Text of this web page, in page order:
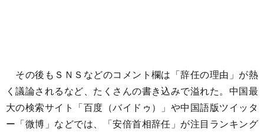
その後もＳＮＳなどのコメント欄は「辞任の理由」が熱
く議論されるなど、たくさんの書き込みで溢れた。中国最
大の検索サイト「百度（バイドゥ）」や中国語版ツイッタ
ー「微博」などでは、「安倍首相辞任」が注目ランキング